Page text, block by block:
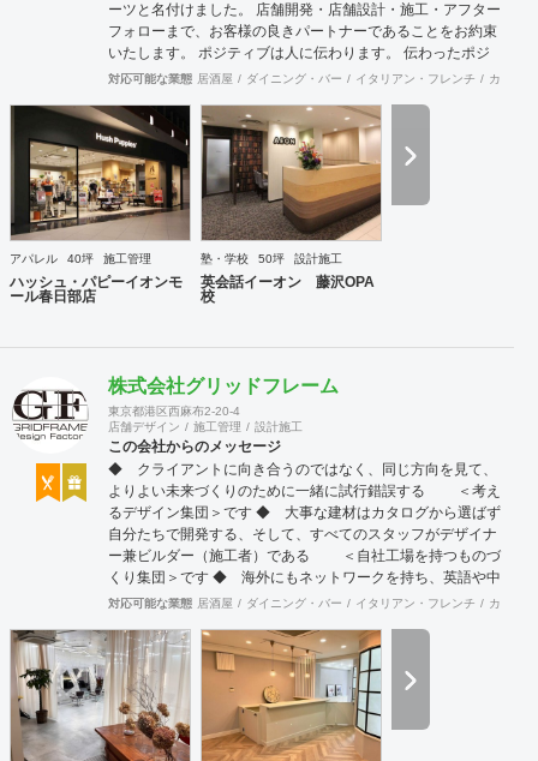
ーツと名付けました。 店舗開発・店舗設計・施工・アフター
フォローまで、お客様の良きパートナーであることをお約束
いたします。 ポジティブは人に伝わります。 伝わったポジ
ティブが幸せを呼び込み、呼び込んだ幸せが、さらに大きな
社ならではの実績をご確認下さい。 <a
href="https://www.partsinc.co.jp/">https://www.partsinc.co.jp/</a>
対応可能な業態 居酒屋 ダイニング・バー イタリアン・フレンチ カフェ
アパレル 40坪 施工管理
ハッシュ・パピーイオンモ
ール春日部店
塾・学校 50坪 設計施工
英会話イーオン 藤沢OPA
校
株式会社グリッドフレーム
東京都港区西麻布2-20-4
店舗デザイン
施工管理 設計施工
この会社からのメッセージ
◆ クライアントに向き合うのではなく、同じ方向を見て、
よりよい未来づくりのために一緒に試行錯誤する ＜考え
るデザイン集団＞です ◆ 大事な建材はカタログから選ばず
自分たちで開発する、そして、すべてのスタッフがデザイナ
ー兼ビルダー（施工者）である ＜自社工場を持つものづ
くり集団＞です ◆ 海外にもネットワークを持ち、英語や中
国語に堪能なスタッフたちが、海外から国内への出店をスム
工案件、設計＋造作物の案件、施工案件、造作物制作など、
多様な請負形態が可能です。工場では金属を中心にさまざま
な素材を用いた制作が可能で、例えば通常デザイン性とは無
縁な特定防火設備（鉄扉）などにも高いデザイン性を施すこ
とも可能です。 GRIDFRAME とりかえのきかない空間
https://gridframe.co.jp/ Synes(シネス) 霧のようなやわらか
対応可能な業態 居酒屋 ダイニング・バー イタリアン・フレンチ カフェ